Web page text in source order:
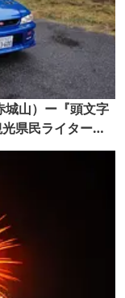
城山）ー『頭文字
県民ライター